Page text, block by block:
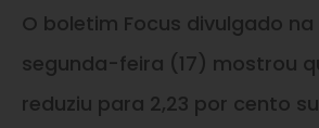
O boletim Focus divulgado
segunda-feira (17) mostrou
reduziu para 2,23 por cento